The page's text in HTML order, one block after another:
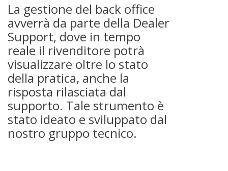
La gestione del back office
avverrà da parte della Dealer
Support, dove in tempo
reale il rivenditore potrà
visualizzare oltre lo stato
della pratica, anche la
risposta rilasciata dal
supporto. Tale strumento è
stato ideato e sviluppato dal
nostro gruppo tecnico.